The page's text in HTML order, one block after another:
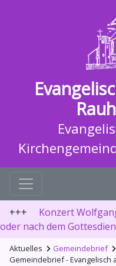
+++
Konzert
oder nach dem
Aktuelles
Gemeindebrief
Gemeindebrief - Evangelisch